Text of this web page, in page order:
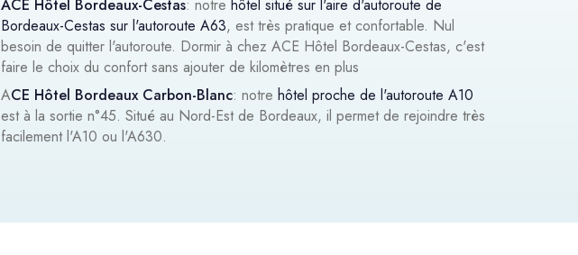
ACE Hôtel Bordeaux-Cestas: notre hôtel situé sur l'aire d'autoroute de
Bordeaux-Cestas sur l'autoroute A63, est très pratique et confortable. Nul
besoin de quitter l'autoroute. Dormir à chez ACE Hôtel Bordeaux-Cestas, c'est
faire le choix du confort sans ajouter de kilomètres en plus
ACE Hôtel Bordeaux Carbon-Blanc: notre hôtel proche de l'autoroute A10
est à la sortie n°45. Situé au Nord-Est de Bordeaux, il permet de rejoindre très
facilement l'A10 ou l'A630.